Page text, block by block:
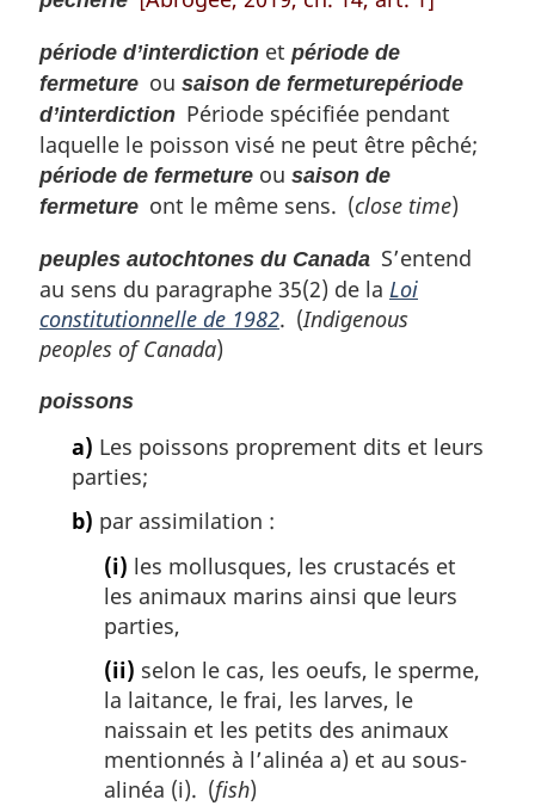
période d’interdiction et période de
fermeture ou saison de fermeturepériode
d’interdiction Période spécifiée pendant
laquelle le poisson visé ne peut être pêché;
période de fermeture ou saison de
fermeture ont le même sens. (close time)
peuples autochtones du Canada S’entend
au sens du paragraphe 35(2) de la Loi
constitutionnelle de 1982. (Indigenous
peoples of Canada)
poissons
a) Les poissons proprement dits et leurs
parties;
b) par assimilation :
(i) les mollusques, les crustacés et
les animaux marins ainsi que leurs
parties,
(ii) selon le cas, les oeufs, le sperme,
la laitance, le frai, les larves, le
naissain et les petits des animaux
mentionnés à l’alinéa a) et au sous-
alinéa (i). (fish)